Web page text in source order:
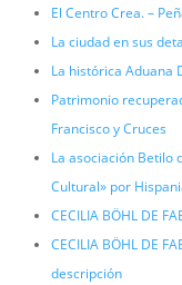
El Centro Crea. –
La ciudad en sus
La histórica Aduana
Patrimonio
Francisco y Cruces
La asociación Betilo
Cultural» por
CECILIA BÖHL DE
CECILIA BÖHL DE
descripción